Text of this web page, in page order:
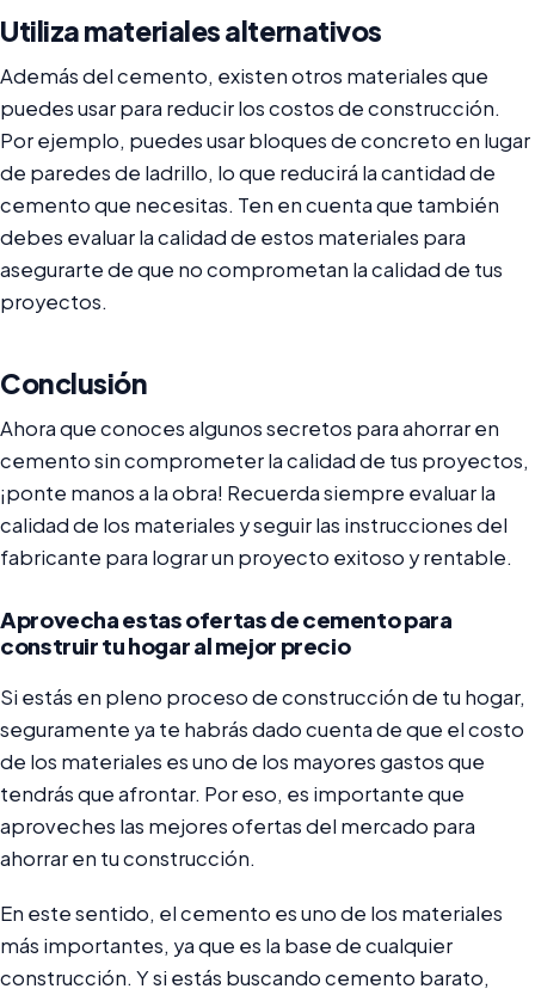
Utiliza materiales alternativos
Además del cemento, existen otros materiales que
puedes usar para reducir los costos de construcción.
Por ejemplo, puedes usar bloques de concreto en lugar
de paredes de ladrillo, lo que reducirá la cantidad de
cemento que necesitas. Ten en cuenta que también
debes evaluar la calidad de estos materiales para
asegurarte de que no comprometan la calidad de tus
proyectos.
Conclusión
Ahora que conoces algunos secretos para ahorrar en
cemento sin comprometer la calidad de tus proyectos,
¡ponte manos a la obra! Recuerda siempre evaluar la
calidad de los materiales y seguir las instrucciones del
fabricante para lograr un proyecto exitoso y rentable.
Aprovecha estas ofertas de cemento para
construir tu hogar al mejor precio
Si estás en pleno proceso de construcción de tu hogar,
seguramente ya te habrás dado cuenta de que el costo
de los materiales es uno de los mayores gastos que
tendrás que afrontar. Por eso, es importante que
aproveches las mejores ofertas del mercado para
ahorrar en tu construcción.
En este sentido, el cemento es uno de los materiales
más importantes, ya que es la base de cualquier
construcción. Y si estás buscando cemento barato,